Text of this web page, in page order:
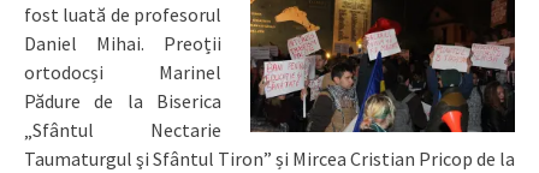
fost luată de profesorul
Daniel Mihai. Preoții
ortodocși Marinel
Pădure de la Biserica
„Sfântul Nectarie
Taumaturgul şi Sfântul Tiron” și Mircea Cristian Pricop de la